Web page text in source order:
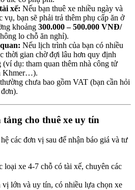
xế: Nếu bạn thuê xe nhiều ngày và
vụ, bạn sẽ phải trả thêm phụ cấp ăn ở
khoảng 300.000 – 500.000 VNĐ/
lo chỗ ăn nghỉ).
Nếu lịch trình của bạn có nhiều
thời gian chờ đợi lâu hơn quy định
(ví dụ: tham quan thêm nhà công tử
Khmer…).
chưa bao gồm VAT (bạn cần hỏi
tảng cho thuê xe uy tín
các đơn vị sau để nhận báo giá và tư
loại xe 4-7 chỗ có tài xế, chuyên các
lớn và uy tín, có nhiều lựa chọn xe